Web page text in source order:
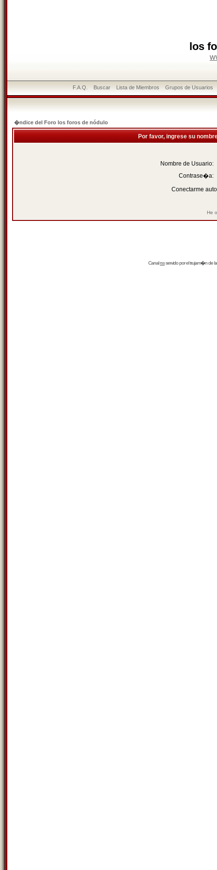
los
F.A.Q. Buscar Lista de Miembros Grupos de Usuarios
�ndice del Foro los foros de nódulo
Por favor, ingrese su
Nombre de Usuario:
Contrase�a:
Conectarme
He
Canalrssservido por eltrujam�nde